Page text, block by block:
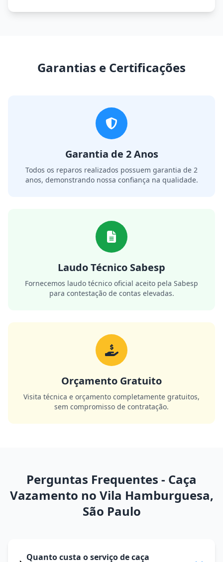
Garantias e Certificações
Garantia de 2 Anos
Todos os reparos realizados possuem garantia de 2
anos, demonstrando nossa confiança na qualidade.
Laudo Técnico Sabesp
Fornecemos laudo técnico oficial aceito pela Sabesp
para contestação de contas elevadas.
Orçamento Gratuito
Visita técnica e orçamento completamente gratuitos,
sem compromisso de contratação.
Perguntas Frequentes - Caça
Vazamento no Vila Hamburguesa,
São Paulo
Quanto custa o serviço de caça